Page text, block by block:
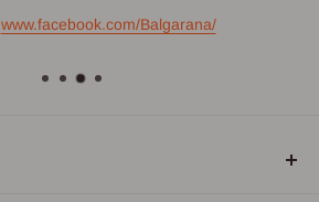
www.facebook.com/Balgarana/